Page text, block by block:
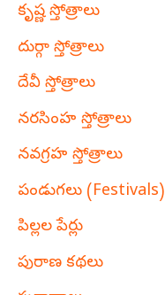
కృష్ణ స్తోత్రాలు
దుర్గా స్తోత్రాలు
దేవీ స్తోత్రాలు
నరసింహ స్తోత్రాలు
నవగ్రహ స్తోత్రాలు
పండుగలు (Festivals)
పిల్లల పేర్లు
పురాణ కథలు